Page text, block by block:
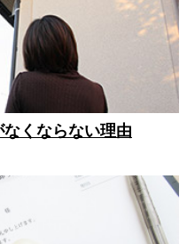
くならない理由